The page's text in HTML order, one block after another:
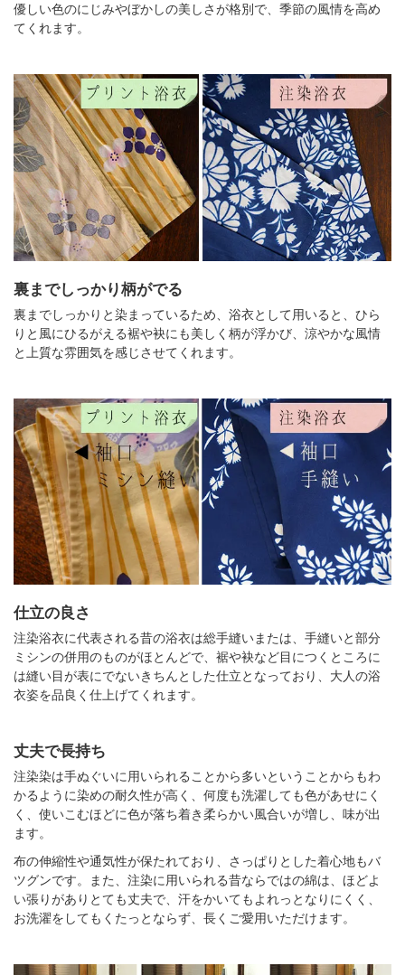
優しい色のにじみやぼかしの美しさが格別で、季節の風情を高め
てくれます。
裏までしっかり柄がでる
裏までしっかりと染まっているため、浴衣として用いると、ひら
りと風にひるがえる裾や袂にも美しく柄が浮かび、涼やかな風情
と上質な雰囲気を感じさせてくれます。
仕立の良さ
注染浴衣に代表される昔の浴衣は総手縫いまたは、手縫いと部分
ミシンの併用のものがほとんどで、裾や袂など目につくところに
は縫い目が表にでないきちんとした仕立となっており、大人の浴
衣姿を品良く仕上げてくれます。
丈夫で長持ち
注染染は手ぬぐいに用いられることから多いということからもわ
かるように染めの耐久性が高く、何度も洗濯しても色があせにく
く、使いこむほどに色が落ち着き柔らかい風合いが増し、味が出
ます。
布の伸縮性や通気性が保たれており、さっぱりとした着心地もバ
ツグンです。また、注染に用いられる昔ならではの綿は、ほどよ
い張りがありとても丈夫で、汗をかいてもよれっとなりにくく、
お洗濯をしてもくたっとならず、長くご愛用いただけます。